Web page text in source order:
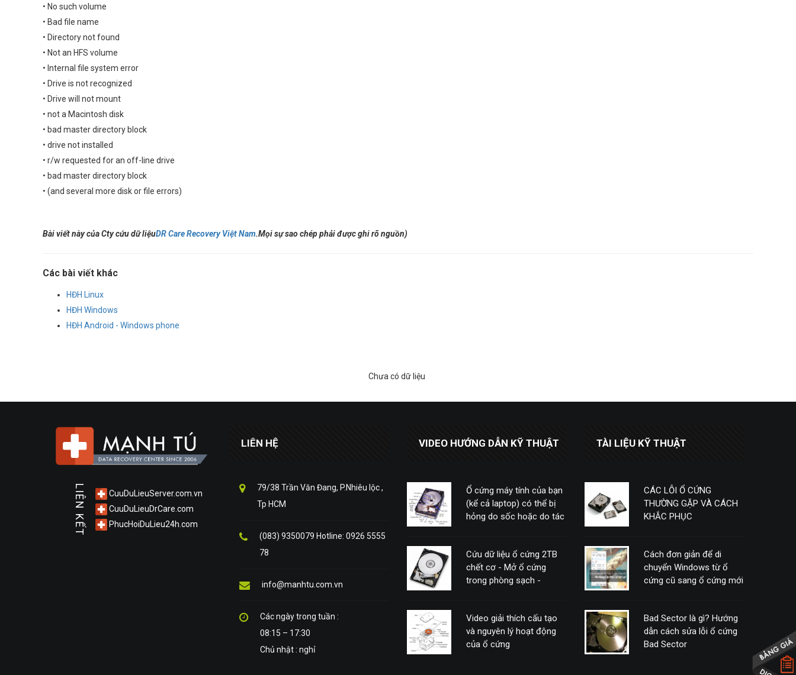
• No such volume
• Bad file name
• Directory not found
• Not an HFS volume
• Internal file system error
• Drive is not recognized
• Drive will not mount
• not a Macintosh disk
• bad master directory block
• drive not installed
• r/w requested for an off-line drive
• bad master directory block
• (and several more disk or file errors)
Bài viết này của Cty cứu dữ liệuDR Care Recovery Việt Nam.Mọi sự sao chép phải được ghi rõ nguồn)
Các bài viết khác
HĐH Linux
HĐH Windows
HĐH Android - Windows phone
Chưa có dữ liệu
LIÊN KẾT
CuuDuLieuServer.com.vn
CuuDuLieuDrCare.com
PhucHoiDuLieu24h.com
LIÊN HỆ
79/38 Trần Văn Đang, P.Nhiêu lộc ,
Tp HCM
(083) 9350079 Hotline: 0926 5555
78
info@manhtu.com.vn
Các ngày trong tuần :
08:15 – 17:30
Chủ nhật : nghỉ
VIDEO HƯỚNG DẪN KỸ THUẬT
Ổ cứng máy tính của bạn
(kể cả laptop) có thể bị
hỏng do sốc hoặc do tác
Cứu dữ liệu ổ cứng 2TB
chết cơ - Mở ổ cứng
trong phòng sạch -
Video giải thích cấu tạo
và nguyên lý hoạt động
của ổ cứng
TÀI LIỆU KỸ THUẬT
CÁC LỖI Ổ CỨNG
THƯỜNG GẶP VÀ CÁCH
KHẮC PHỤC
Cách đơn giản để di
chuyển Windows từ ổ
cứng cũ sang ổ cứng mới
Bad Sector là gì? Hướng
dẫn cách sửa lỗi ổ cứng
Bad Sector